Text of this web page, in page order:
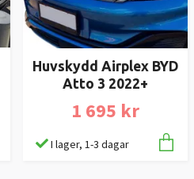
Huvskydd Airplex BYD
Atto 3 2022+
1 695 kr
I lager, 1-3 dagar